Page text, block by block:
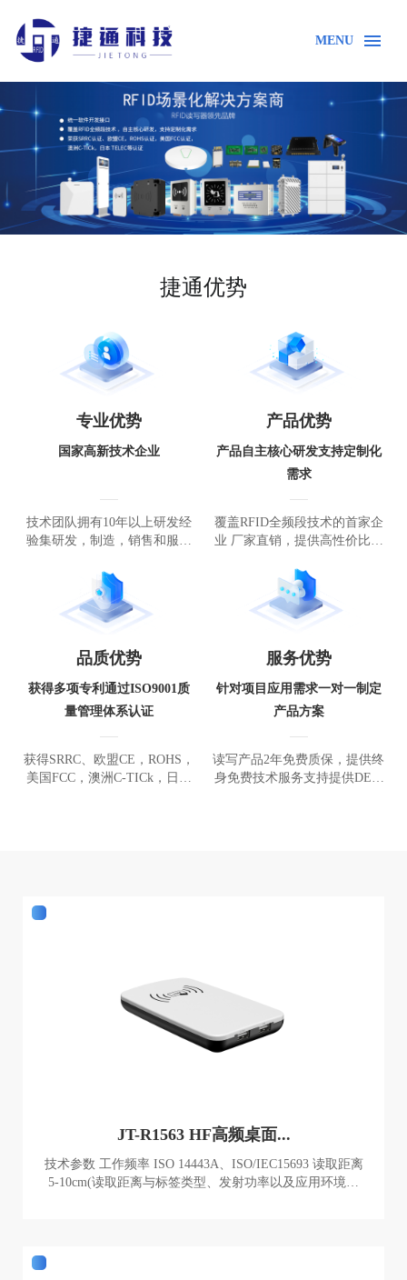
MENU
首页 产品中心 RFID HF高频读写器
捷通优势
专业优势
国家高新技术企业
技术团队拥有10年以上研发经
验集研发，制造，销售和服务
产品优势
产品自主核心研发支持定制化
需求
覆盖RFID全频段技术的首家企
业 厂家直销，提供高性价比产
品质优势
获得多项专利通过ISO9001质
量管理体系认证
获得SRRC、欧盟CE，ROHS，
美国FCC，澳洲C-TICk，日本
服务优势
针对项目应用需求一对一制定
产品方案
读写产品2年免费质保，提供终
身免费技术服务支持提供DEM
JT-R1563 HF高频桌面...
技术参数 工作频率 ISO 14443A、ISO/IEC15693 读取距离
5-10cm(读取距离与标签类型、发射功率以及应用环境有